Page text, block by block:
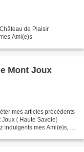
de Plaisir
Ami(e)s
Mont Joux
mes articles précédents
( Haute Savoie)
mes Ami(e)s, la